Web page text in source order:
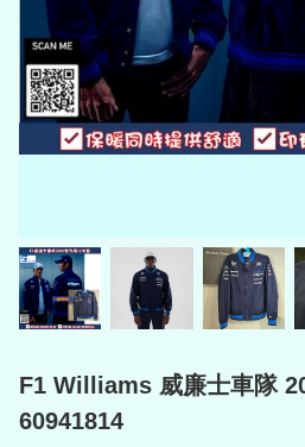
F1 Williams 威廉士車隊
60941814